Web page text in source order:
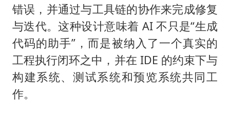
错误，并通过与工具链的协作来完成修复
与迭代。这种设计意味着 AI 不只是“生成
代码的助手”，而是被纳入了一个真实的
工程执行闭环之中，并在 IDE 的约束下与
构建系统、测试系统和预览系统共同工
作。